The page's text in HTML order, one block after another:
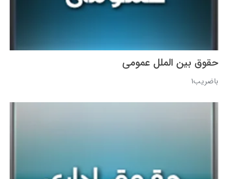
حقوق بین الملل عمومی
باضریب1